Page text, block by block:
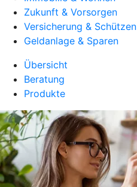
Zukunft & Vorsorgen
Versicherung & Schützen
Geldanlage & Sparen
Übersicht
Beratung
Produkte